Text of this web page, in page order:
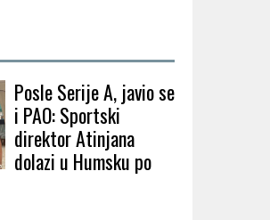
Posle Serije A, javio se
i PAO: Sportski
direktor Atinjana
dolazi u Humsku po